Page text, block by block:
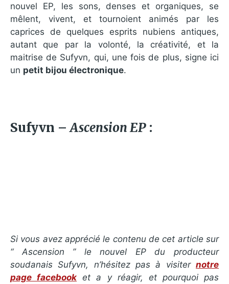
nouvel EP, les sons, denses et organiques, se
mêlent, vivent, et tournoient animés par les
caprices de quelques esprits nubiens antiques,
autant que par la volonté, la créativité, et la
maitrise de Sufyvn, qui, une fois de plus, signe ici
un petit bijou électronique.
Sufyvn –Ascension EP :
Si vous avez apprécié le contenu de cet article sur
“ Ascension ” le nouvel EP du producteur
soudanais Sufyvn, n’hésitez pas à visiter notre
page facebook et a y réagir, et pourquoi pas